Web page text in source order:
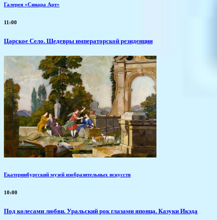
Галерея «Синара Арт»
11:00
Царское Село. Шедевры императорской резиденции
Екатеринбургский музей изобразительных искусств
10:00
Под колесами любви. Уральский рок глазами японца. Казуки Икэда